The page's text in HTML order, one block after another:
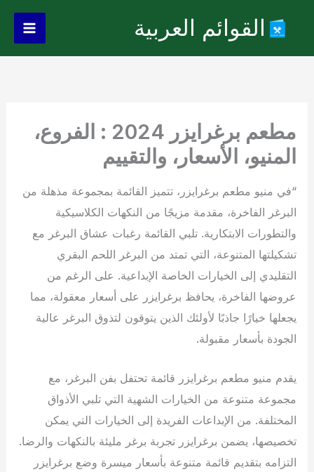
القوائم العربية
مطعم برغرايزر 2024 : الفروع،
المنيو، الأسعار، والتقييم
“في منيو مطعم برغرايزر، تتميز القائمة بمجموعة مذهلة من
البرغر الفاخرة، مقدمة مزيجًا من النكهات الكلاسيكية
والتطورات الابتكارية. تلبي القائمة رغبات عشاق البرغر مع
تشكيلتها المتنوعة، التي تمتد من البرغر اللحم البقري
التقليدي إلى الخيارات الخاصة الإبداعية. على الرغم من
عروضها الفاخرة، يحافظ برغرايزر على أسعار معقولة، مما
يجعلها خيارًا جاذبًا لأولئك الذين يتوقون لتذوق البرغر عالية
الجودة بأسعار مقبولة.
يقدم منيو مطعم برغرايزر قائمة تحتفل بفن البرغر، مع
مجموعة متنوعة من الخيارات الشهية التي تلبي الأذواق
المختلفة. من الإبداعات الفريدة إلى الخيارات التي يمكن
تخصيصها، يضمن برغرايزر تجربة برغر مليئة بالنكهات والرضا.
التزامه بتقديم قائمة متنوعة بأسعار ميسرة وضع برغرايزر